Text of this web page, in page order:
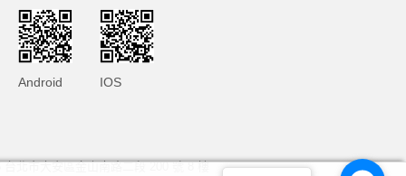
Android IOS
台北市大安區金山南路二段 200 號 8 樓